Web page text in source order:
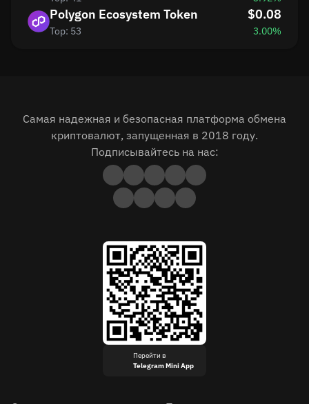
Polygon Ecosystem Token
Top: 53
$0.08
3.00%
Самая надежная и безопасная платформа обмена
криптовалют, запущенная в 2018 году.
Подписывайтесь на нас:
Перейти в
Telegram Mini App